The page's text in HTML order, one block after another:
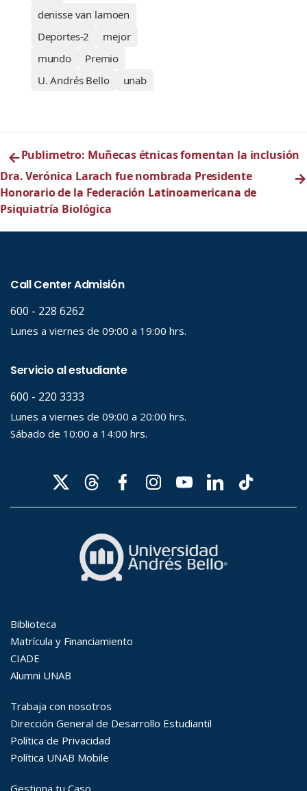
denisse van lamoen
Deportes-2
mejor
mundo
Premio
U. Andrés Bello
unab
←Publimetro: Muñecas étnicas fomentan la inclusión
Dra. Verónica Larach fue nombrada Presidente
Honorario de la Federación Latinoamericana de
Psiquiatría Biológica
→